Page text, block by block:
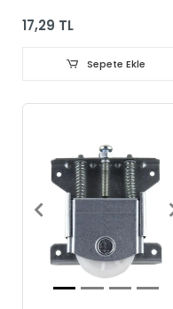
17,29 TL
Sepete Ekle